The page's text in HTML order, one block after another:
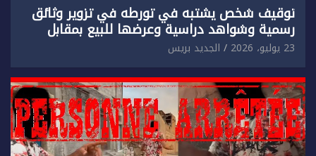
توقيف شخص يشتبه في تورطه في تزوير وثائق
رسمية وشواهد دراسية وعرضها للبيع بمقابل
مادي.
23 يوليو، 2026 الجديد بريس